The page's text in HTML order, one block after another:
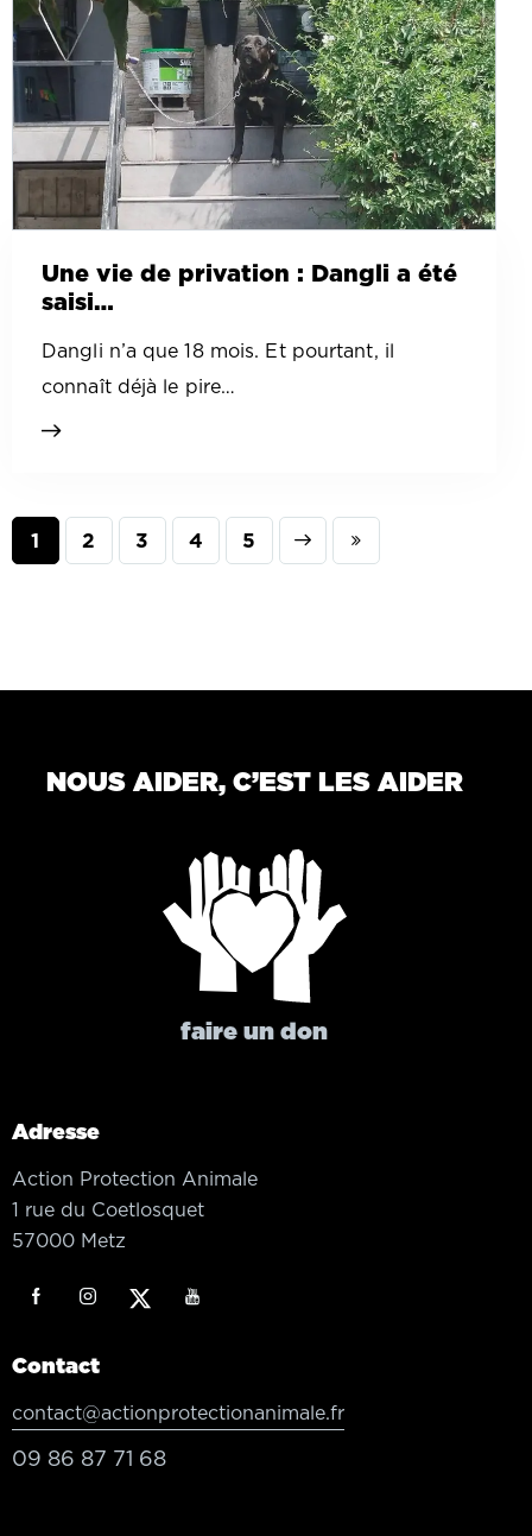
Une vie de privation : Dangli a été
saisi…
Dangli n’a que 18 mois. Et pourtant, il
connaît déjà le pire…
1 2 3 4 5
Next Last
NOUS AIDER, C’EST LES AIDER
faire un don
Adresse
Action Protection Animale
1 rue du Coetlosquet
57000 Metz
Contact
contact@actionprotectionanimale.fr
09 86 87 71 68